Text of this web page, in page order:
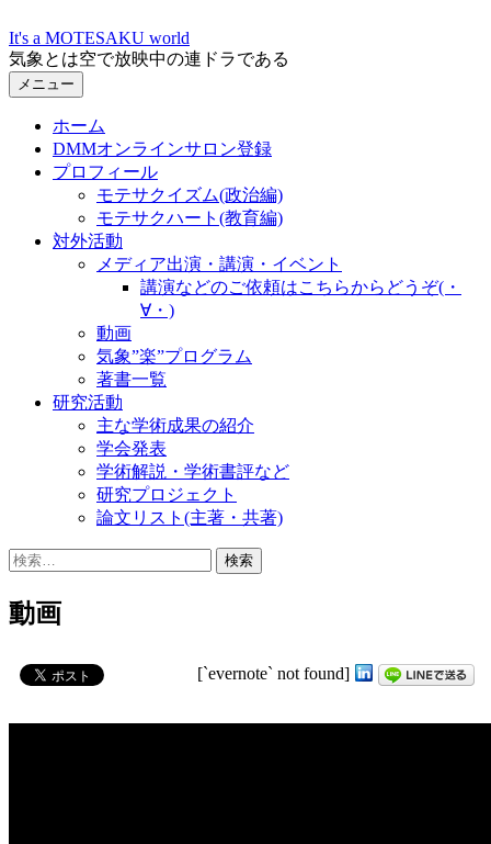
ン
テ
ン
It's a MOTESAKU world
気象とは空で放映中の連ドラである
メニュー
ホーム
DMMオンラインサロン登録
プロフィール
モテサクイズム(政治編)
モテサクハート(教育編)
対外活動
メディア出演・講演・イベント
講演などのご依頼はこちらからどうぞ(・
∀・)
動画
気象”楽”プログラム
著書一覧
研究活動
主な学術成果の紹介
学会発表
学術解説・学術書評など
研究プロジェクト
論文リスト(主著・共著)
検
動画
[`evernote` not found]